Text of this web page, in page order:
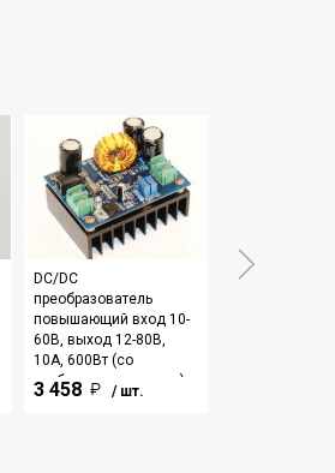
DC/DC
преобразователь
повышающий вход 10-
60В, выход 12-80В,
10А, 600Вт (со
стабилизатором тока)
3 458 / шт.
DC/DC